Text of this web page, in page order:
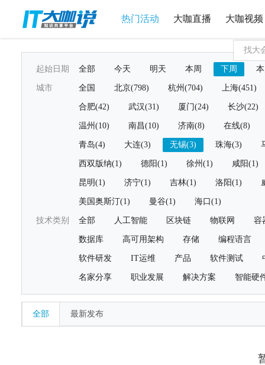
热门活动 大咖直播 大咖视频
起始日期 全部 今天 明天 本周 下周
城市 全国 北京(798) 杭州(704) 上海(451)
合肥(42) 武汉(31) 厦门(24) 长沙(22)
温州(10) 南昌(10) 济南(8) 在线(8)
青岛(4) 大连(3) 无锡(3) 珠海(3)
西双版纳(1) 德阳(1) 徐州(1) 咸阳(1)
昆明(1) 济宁(1) 吉林(1) 洛阳(1)
美国奥斯汀(1) 曼谷(1) 海口(1)
技术类别 全部 人工智能 区块链 物联网 容
数据库 高可用架构 存储 编程语言
软件研发 IT运维 产品 软件测试
名家分享 职业发展 解决方案 智能硬
全部 最新发布